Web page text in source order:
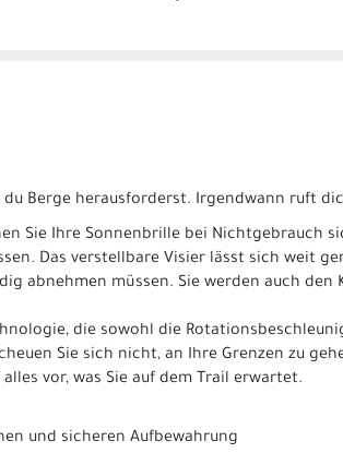
Berge herausforderst. Irgendwann ruft
Sie Ihre Sonnenbrille bei Nichtgebrauch
Das verstellbare Visier lässt sich weit
abnehmen müssen. Sie werden auch den
die sowohl die
Sie sich nicht, an Ihre Grenzen zu
vor, was Sie auf dem Trail erwartet.
und sicheren Aufbewahrung